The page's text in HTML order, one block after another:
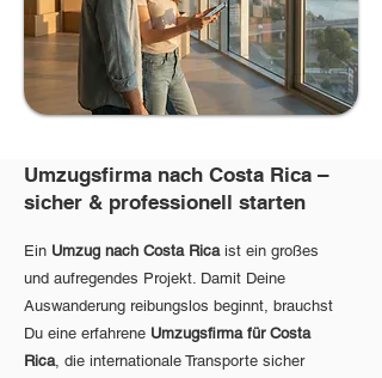
Umzugsfirma nach Costa Rica –
sicher & professionell starten
Ein Umzug nach Costa Ricaist ein großes
und aufregendes Projekt. Damit Deine
Auswanderung reibungslos beginnt, brauchst
Du eine erfahrene Umzugsfirma für Costa
Rica, die internationale Transporte sicher